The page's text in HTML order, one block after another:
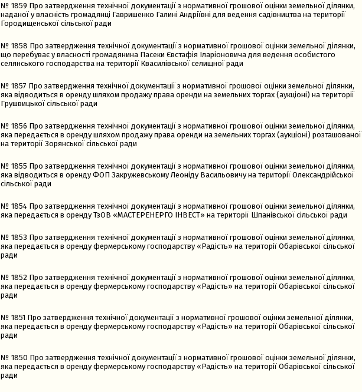
№ 1859 Про затвердження технічної документації з нормативної грошової оцінки земельної ділянки,
наданої у власність громадянці Гавришенко Галині Андріївні для ведення садівництва на території
Городищенської сільської ради
№ 1858 Про затвердження технічної документації з нормативної грошової оцінки земельної ділянки,
що перебуває у власності громадянина Пасеки Євстафія Іларіоновича для ведення особистого
селянського господарства на території Квасилівської селищної ради
№ 1857 Про затвердження технічної документації з нормативної грошової оцінки земельної ділянки,
яка відводиться в оренду шляхом продажу права оренди на земельних торгах (аукціоні) на території
Грушвицької сільської ради
№ 1856 Про затвердження технічної документації з нормативної грошової оцінки земельної ділянки,
яка передається в оренду шляхом продажу права оренди на земельних торгах (аукціоні) розташованої
на території Зорянської сільської ради
№ 1855 Про затвердження технічної документації з нормативної грошової оцінки земельної ділянки,
яка відводиться в оренду ФОП Закружевському Леоніду Васильовичу на території Олександрійської
сільської ради
№ 1854 Про затвердження технічної документації з нормативної грошової оцінки земельної ділянки,
яка передається в оренду ТзОВ «МАСТЕРЕНЕРГО ІНВЕСТ» на території Шпанівської сільської ради
№ 1853 Про затвердження технічної документації з нормативної грошової оцінки земельної ділянки,
яка передається в оренду фермерському господарству «Радість» на території Обарівської сільської
ради
№ 1852 Про затвердження технічної документації з нормативної грошової оцінки земельної ділянки,
яка передається в оренду фермерському господарству «Радість» на території Обарівської сільської
ради
№ 1851 Про затвердження технічної документації з нормативної грошової оцінки земельної ділянки,
яка передається в оренду фермерському господарству «Радість» на території Обарівської сільської
ради
№ 1850 Про затвердження технічної документації з нормативної грошової оцінки земельної ділянки,
яка передається в оренду фермерському господарству «Радість» на території Обарівської сільської
ради